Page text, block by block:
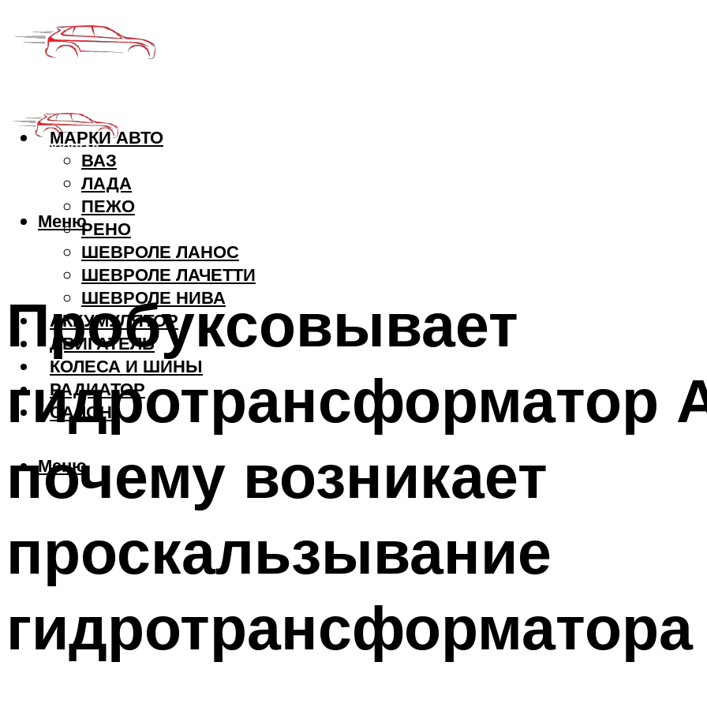
МАРКИ АВТО
ВАЗ
ЛАДА
ПЕЖО
РЕНО
ШЕВРОЛЕ ЛАНОС
ШЕВРОЛЕ ЛАЧЕТТИ
ШЕВРОЛЕ НИВА
АККУМУЛЯТОР
ДВИГАТЕЛЬ
КОЛЕСА И ШИНЫ
РАДИАТОР
САЛОН
Меню
Меню
Пробуксовывает
гидротрансформатор
почему возникает
проскальзывание
гидротрансформатора